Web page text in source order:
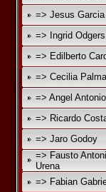
=> Jesus
=> Ingrid
=> Edilberto
=> Cecilia Palma
=> Angel
=> Ricardo
=> Jaro Godoy
=> Fausto
Urena
=> Fabian